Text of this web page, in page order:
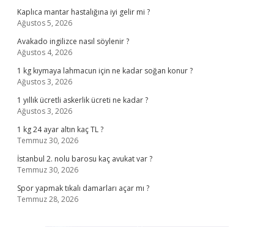
Kaplıca mantar hastalığına iyi gelir mi ?
Ağustos 5, 2026
Avakado ingilizce nasıl söylenir ?
Ağustos 4, 2026
1 kg kıymaya lahmacun için ne kadar soğan konur ?
Ağustos 3, 2026
1 yıllık ücretli askerlik ücreti ne kadar ?
Ağustos 3, 2026
1 kg 24 ayar altın kaç TL ?
Temmuz 30, 2026
İstanbul 2. nolu barosu kaç avukat var ?
Temmuz 30, 2026
Spor yapmak tıkalı damarları açar mı ?
Temmuz 28, 2026